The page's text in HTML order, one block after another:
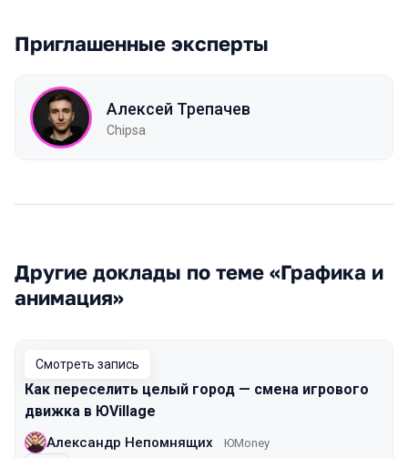
Приглашенные эксперты
Алексей Трепачев
Chipsa
Другие доклады по теме «Графика и
анимация»
Смотреть запись
Как переселить целый город — смена игрового
движка в ЮVillage
Александр Непомнящих ЮMoney